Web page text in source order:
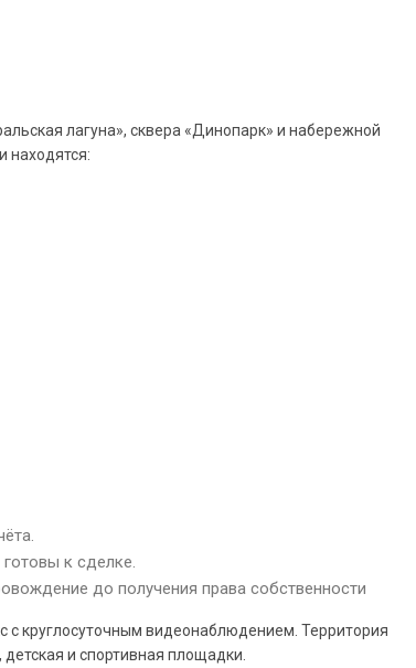
лагуна», сквера «Динопарк» и набережной
находятся:
к сделке.
до получения права собственности
круглосуточным видеонаблюдением. Территория
и спортивная площадки.